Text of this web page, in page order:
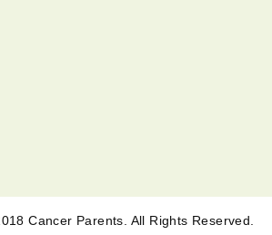
Cancer Parents. All Rights Reserved.